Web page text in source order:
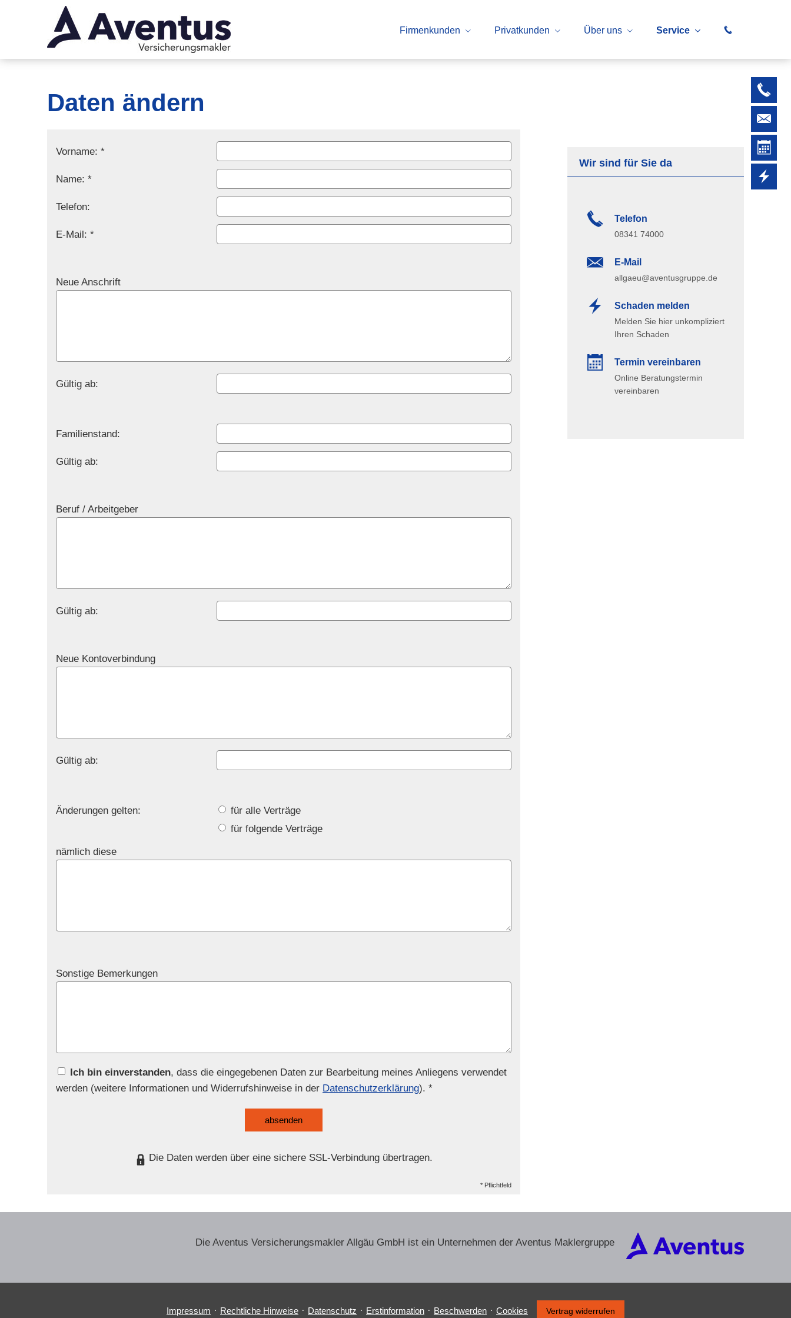
Firmenkunden Privatkunden Über uns Service
Wir sind für Sie da
Telefon
08341 74000
E-Mail
allgaeu@aventusgruppe.de
Schaden melden
Melden Sie hier unkompliziert
Ihren Schaden
Termin ver­ein­baren
Online Beratungstermin
vereinbaren
Daten ändern
Vorname: *
Name: *
Telefon:
E-Mail: *
Neue Anschrift
Gültig ab:
Familienstand:
Gültig ab:
Beruf / Arbeitgeber
Gültig ab:
Neue Kontoverbindung
Gültig ab:
Änderungen gelten:
für alle Verträge
für folgende Verträge
nämlich diese
Sonstige Bemerkungen
Ich bin einverstanden, dass die eingegebenen Daten zur Bearbeitung meines Anliegens verwendet
werden (weitere Informationen und Widerrufshinweise in der Datenschutzerklärung). *
absenden
Die Daten werden über eine sichere SSL-Verbindung übertragen.
* Pflichtfeld
Die Aventus Ver­sicherungs­makler Allgäu GmbH ist ein Unternehmen der Aventus Maklergruppe
Impressum · Rechtliche Hinweise · Datenschutz · Erstinformation · Beschwerden · Cookies Vertrag widerrufen